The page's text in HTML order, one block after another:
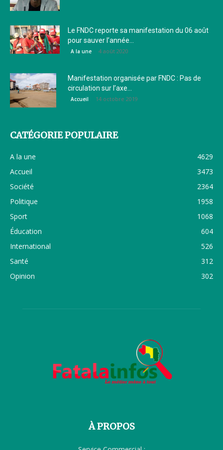
Le FNDC reporte sa manifestation du 06 août
pour sauver l’année...
A la une 4 août 2020
Manifestation organisée par FNDC : Pas de
circulation sur l’axe...
Accueil 14 octobre 2019
CATÉGORIE POPULAIRE
A la une
4629
Accueil
3473
Société
2364
Politique
1958
Sport
1068
Éducation
604
International
526
Santé
312
Opinion
302
À PROPOS